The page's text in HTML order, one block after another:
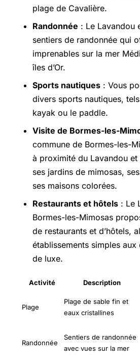
plage de Cavalière.
Randonnée : Le Lavandou
sentiers de randonnée qui
imprenables sur la mer
îles d’Or.
Sports nautiques : Vous
divers sports nautiques,
kayak ou le paddle.
Visite de Bormes-les-
commune de Bormes-les-
à proximité du Lavandou
ses jardins de mimosas,
ses maisons colorées.
Restaurants et hôtels : Le
Bormes-les-Mimosas
de restaurants et d’hôtels,
établissements simples aux
de luxe.
Activité Description
Plage
Plage de sable fin et
eaux cristallines
Randonnée
Sentiers de randonnée
avec vues sur la mer